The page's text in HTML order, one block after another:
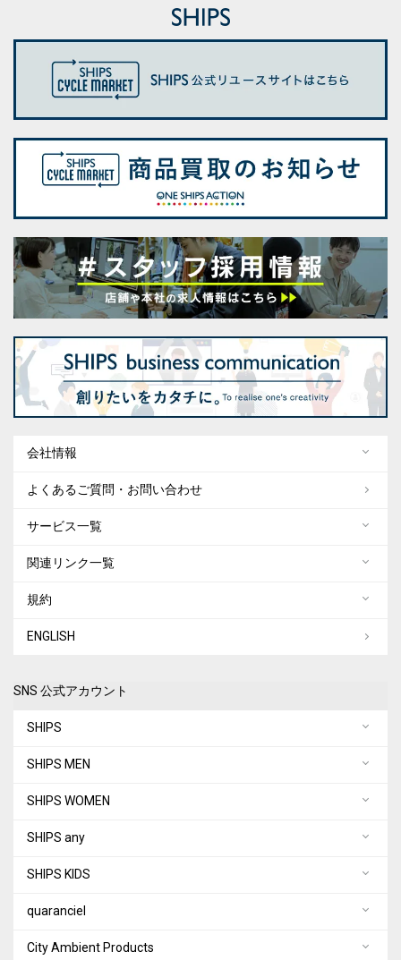
会社情報
よくあるご質問・お問い合わせ
サービス一覧
関連リンク一覧
規約
ENGLISH
SNS 公式アカウント
SHIPS
SHIPS MEN
SHIPS WOMEN
SHIPS any
SHIPS KIDS
quaranciel
City Ambient Products